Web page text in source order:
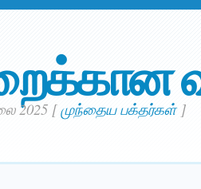
2025 [முந்தைய பக்தர்கள்]